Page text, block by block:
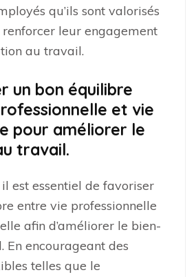
qu’ils sont valorisés
leur engagement
au travail.
un bon équilibre
et vie
pour améliorer le
travail.
il est essentiel de favoriser
entre vie professionnelle
afin d’améliorer le bien-
En encourageant des
telles que le